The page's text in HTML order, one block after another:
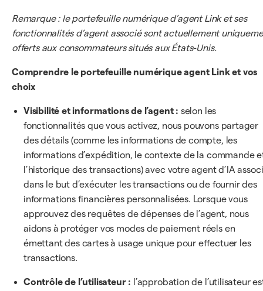
Remarque : le portefeuille numérique d’agent Link et ses
fonctionnalités d’agent associé sont actuellement
offerts aux consommateurs situés aux États-Unis.
Comprendre le portefeuille numérique agent Link et vos
choix
Visibilité et informations de l’agent : selon les
fonctionnalités que vous activez, nous pouvons partager
des détails (comme les informations de compte, les
informations d’expédition, le contexte de la commande
l’historique des transactions) avec votre agent d’IA
dans le but d’exécuter les transactions ou de fournir des
informations financières personnalisées. Lorsque vous
approuvez des requêtes de dépenses de l’agent, nous
aidons à protéger vos modes de paiement réels en
émettant des cartes à usage unique pour effectuer les
transactions.
Contrôle de l’utilisateur : l’approbation de l’utilisateur